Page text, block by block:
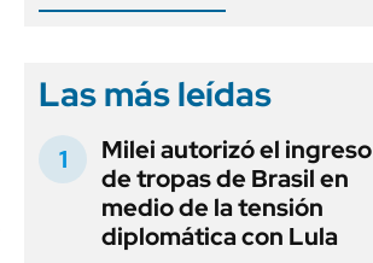
Las más leídas
Milei autorizó el ingreso
de tropas de Brasil en
medio de la tensión
diplomática con Lula